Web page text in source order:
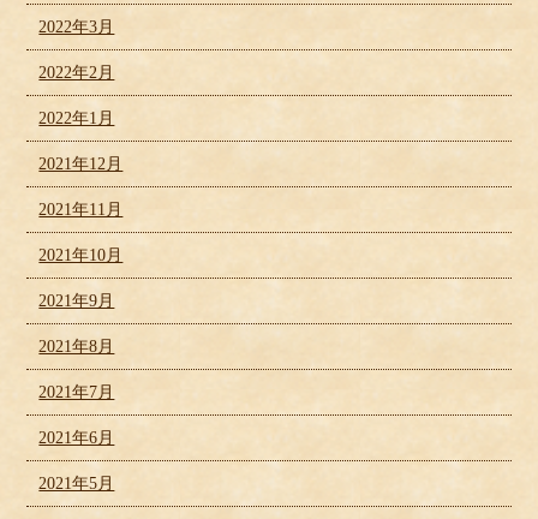
2022年3月
2022年2月
2022年1月
2021年12月
2021年11月
2021年10月
2021年9月
2021年8月
2021年7月
2021年6月
2021年5月